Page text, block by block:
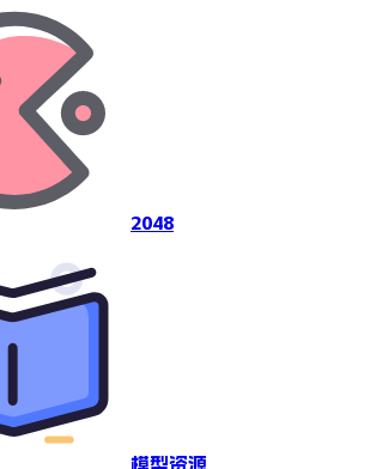
2048
模型资源